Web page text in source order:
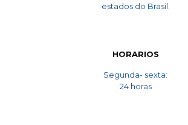
estados do Brasil.
HORARIOS
Segunda- sexta:
24 horas